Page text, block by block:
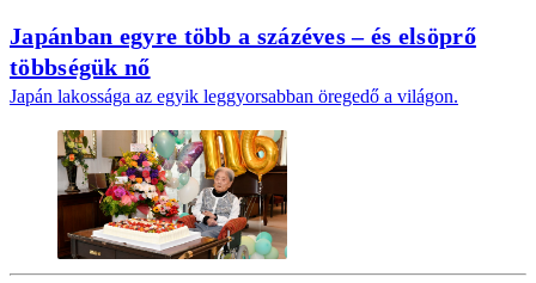
Japánban egyre több a százéves – és elsöprő
többségük nő
Japán lakossága az egyik leggyorsabban öregedő a világon.